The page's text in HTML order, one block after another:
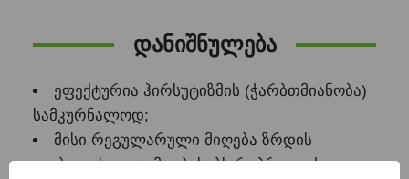
დანიშნულება
ეფექტურია ჰირსუტიზმის (ჭარბთმიანობა)
სამკურნალოდ;
მისი რეგულარული მიღება ზრდის
ლიბიდოს და აუმჯობესებს რეპროდუქციულ